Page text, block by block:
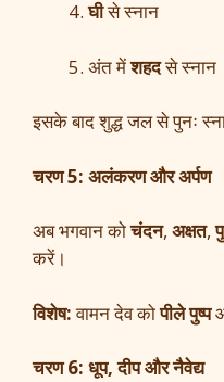
घीसे स्नान
अंत मेंशहदसे स्नान
इसके बाद शुद्ध जल से पुनः
चरण 5: अलंकरण और अर्पण
अब भगवान कोचंदन, अक्षत,
करें।
विशेष:वामन देव कोपीले पुष्प
चरण 6: धूप, दीप और नैवेद्य